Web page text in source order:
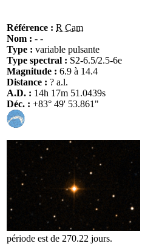
Référence : R Cam
Nom : - -
Type : variable pulsante
Type spectral : S2-6.5/2.5-6e
Magnitude : 6.9 à 14.4
Distance : ? a.l.
A.D. : 14h 17m 51.0439s
Déc. : +83° 49' 53.861"
période est de 270.22 jours.